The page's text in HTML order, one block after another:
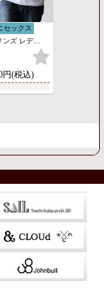
セックス
tシャツ 半袖 メンズ レディース しっかり 丈夫 コットン 綿100％ ホルン刺繍 軽い すっきり パティ BLUETO ブルート (メール便50)
円(税込)